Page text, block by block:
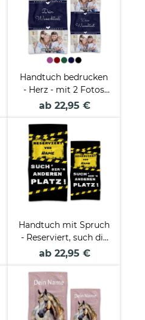
Handtuch bedrucken
- Herz - mit 2 Fotos
und Text - in zwei
verschiedenen Farben
ab 22,95 €
Handtuch mit Spruch
- Reserviert, such dir
n anderen Platz - mit
Größen
ab 22,95 €